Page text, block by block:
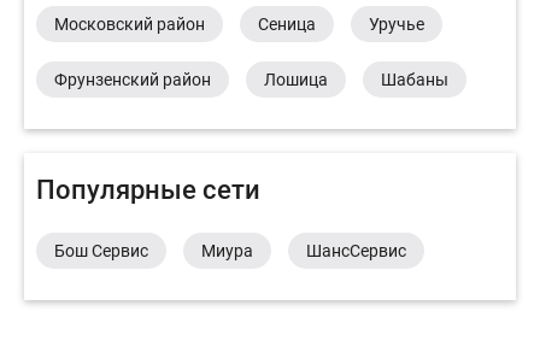
Московский район Сеница Уручье
Фрунзенский район Лошица Шабаны
Популярные сети
Бош Сервис Миура ШансСервис